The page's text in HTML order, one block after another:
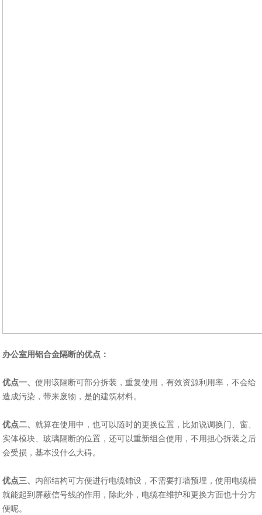
办公室用铝合金隔断的优点：
优点一、使用该隔断可部分拆装，重复使用，有效资源利用率，不会给
造成污染，带来废物，是的建筑材料。
优点二、就算在使用中，也可以随时的更换位置，比如说调换门、窗、
实体模块、玻璃隔断的位置，还可以重新组合使用，不用担心拆装之后
会受损，基本没什么大碍。
优点三、 内部结构可方便进行电缆铺设，不需要打墙预埋，使用电缆槽
就能起到屏蔽信号线的作用，除此外，电缆在维护和更换方面也十分方
便呢。